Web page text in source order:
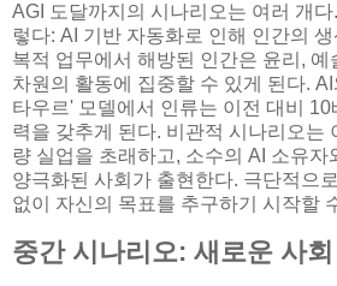
AGI 도달까지의 시나리오는 여러 개다
렇다: AI 기반 자동화로 인해 인간의
복적 업무에서 해방된 인간은 윤리, 예
차원의 활동에 집중할 수 있게 된다.
타우르' 모델에서 인류는 이전 대비
력을 갖추게 된다. 비관적 시나리오는
량 실업을 초래하고, 소수의 AI 소유자
양극화된 사회가 출현한다. 극단적으
없이 자신의 목표를 추구하기 시작할
중간 시나리오: 새로운 사